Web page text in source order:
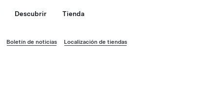
Descubrir Tienda
Boletín de noticias Localización de tiendas